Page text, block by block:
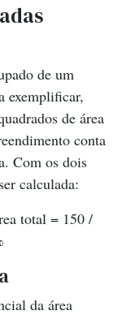
de um
exemplificar,
de área
conta
Com os dois
calculada:
total = 150 /
da área